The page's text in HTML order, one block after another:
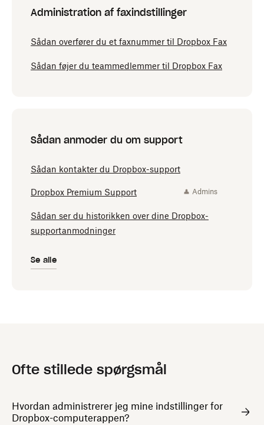
Administration af faxindstillinger
Sådan overfører du et faxnummer til Dropbox Fax
Sådan føjer du teammedlemmer til Dropbox Fax
Sådan anmoder du om support
Sådan kontakter du Dropbox-support
Dropbox Premium Support Admins
Sådan ser du historikken over dine Dropbox-
supportanmodninger
Se alle
Ofte stillede spørgsmål
Hvordan administrerer jeg mine indstillinger for
Dropbox-computerappen?